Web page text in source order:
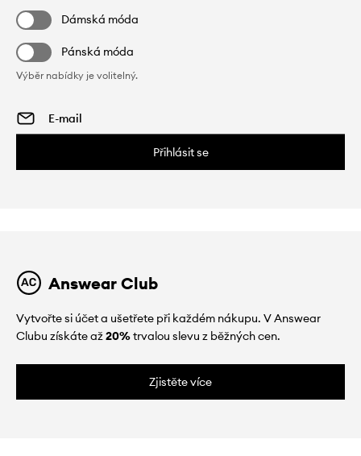
Dámská móda
Pánská móda
Výběr nabídky je volitelný.
Přihlásit se
Answear Club
Vytvořte si účet a ušetřete při každém nákupu. V Answear
Clubu získáte až20%trvalou slevu z běžných cen.
Zjistěte více